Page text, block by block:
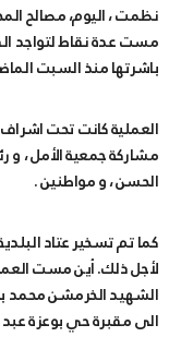
نظمت ، اليوم، مصالح المحلية لبلدية تلعصة حملة تنظيف و تطهير واسعة
مست عدة نقاط لتواجد
باشرتها منذ السبت
العملية كانت تحت
مشاركة جمعية الأمل ، و
الحسن ، و مواطنين .
كما تم تسخير عتاد
لأجل ذلك. أين مست
الشهيد الخرمشن محمد
الى مقبرة حي بوعزة عبد